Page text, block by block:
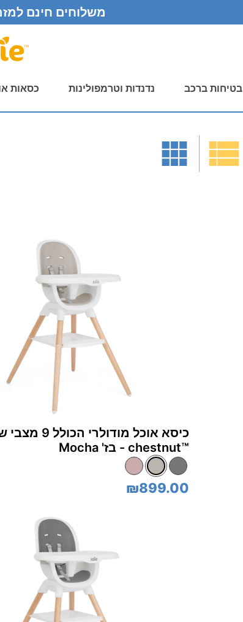
משלוחים חינם
כסאות נדנדות וטרמפולינות בטיחות ברכב
כיסא אוכל מודולרי
chestnut™‎ - בז' Mocha
₪899.00